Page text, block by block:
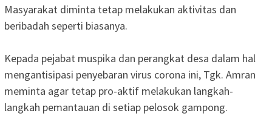
Masyarakat diminta tetap melakukan aktivitas dan
beribadah seperti biasanya.
Kepada pejabat muspika dan perangkat desa dalam hal
mengantisipasi penyebaran virus corona ini, Tgk. Amran
meminta agar tetap pro-aktif melakukan langkah-
langkah pemantauan di setiap pelosok gampong.